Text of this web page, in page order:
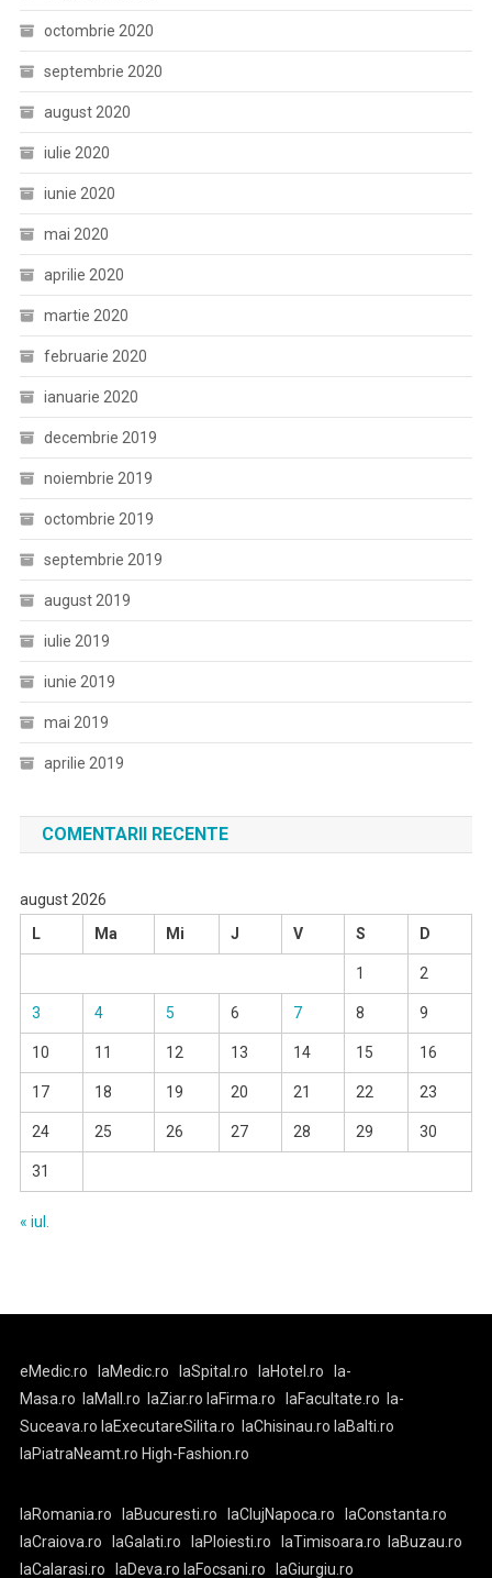
octombrie 2020
septembrie 2020
august 2020
iulie 2020
iunie 2020
mai 2020
aprilie 2020
martie 2020
februarie 2020
ianuarie 2020
decembrie 2019
noiembrie 2019
octombrie 2019
septembrie 2019
august 2019
iulie 2019
iunie 2019
mai 2019
aprilie 2019
COMENTARII RECENTE
august 2026
L
Ma Mi J V S D
1 2
3 4 5 6 7 8 9
10 11 12 13 14 15 16
17 18 19 20 21 22 23
24 25 26 27 28 29 30
31
« iul.
eMedic.ro laMedic.ro laSpital.ro laHotel.ro
la-
Masa.ro
laMall.ro laZiar.ro laFirma.ro laFacultate.ro
la-
Suceava.ro laExecutareSilita.ro laChisinau.ro laBalti.ro
laPiatraNeamt.ro High-Fashion.ro
laRomania.ro laBucuresti.ro laClujNapoca.ro
laConstanta.ro
laCraiova.ro
laGalati.ro laPloiesti.ro laTimisoara.ro
laBuzau.ro
laCalarasi.ro
laDeva.ro laFocsani.ro laGiurgiu.ro